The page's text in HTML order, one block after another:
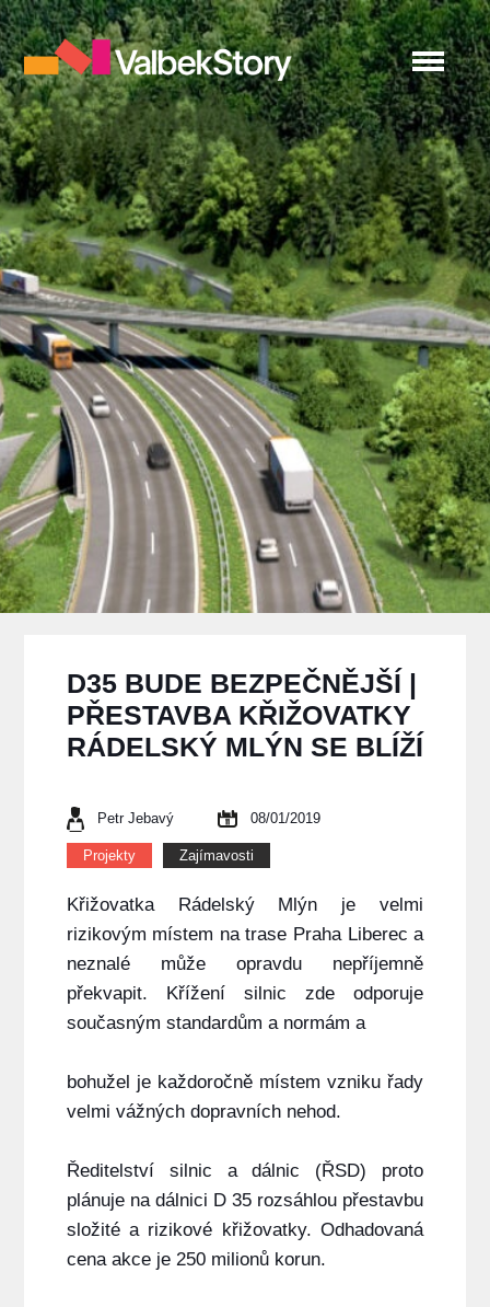
D35 BUDE BEZPEČNĚJŠÍ |
PŘESTAVBA KŘIŽOVATKY
RÁDELSKÝ MLÝN SE BLÍŽÍ
Petr Jebavý 08/01/2019
Projekty Zajímavosti
Křižovatka Rádelský Mlýn je velmi
rizikovým místem na trase Praha Liberec a
neznalé může opravdu nepříjemně
překvapit. Křížení silnic zde odporuje
současným standardům a normám a
bohužel je každoročně místem vzniku řady
velmi vážných dopravních nehod.
Ředitelství silnic a dálnic (ŘSD) proto
plánuje na dálnici D 35 rozsáhlou přestavbu
složité a rizikové křižovatky. Odhadovaná
cena akce je 250 milionů korun.